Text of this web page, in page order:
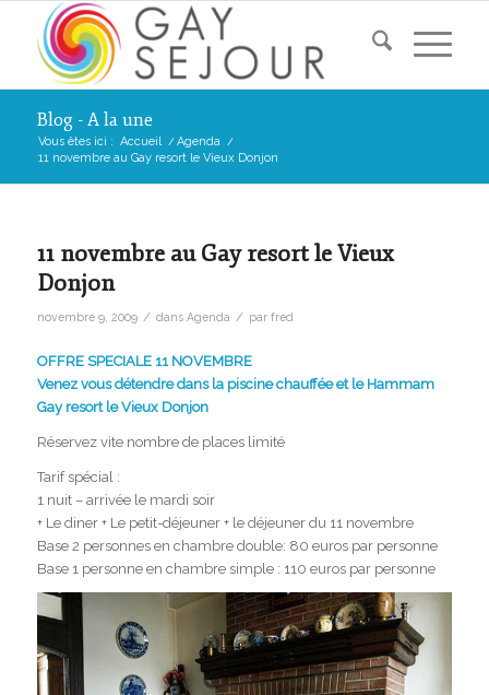
Blog - A la une
Vous êtes ici : Accueil / Agenda /
11 novembre au Gay resort le Vieux Donjon
11 novembre au Gay resort le Vieux
Donjon
novembre 9, 2009 / dans Agenda / par fred
OFFRE SPECIALE 11 NOVEMBRE
Venez vous détendre dans la piscine chauffée et le Hammam
Gay resort le Vieux Donjon
Réservez vite nombre de places limité
Tarif spécial :
1 nuit – arrivée le mardi soir
+ Le diner + Le petit-déjeuner + le déjeuner du 11 novembre
Base 2 personnes en chambre double: 80 euros par personne
Base 1 personne en chambre simple : 110 euros par personne